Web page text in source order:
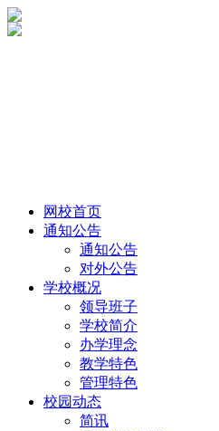
网校首页
通知公告
通知公告
对外公告
学校概况
领导班子
学校简介
办学理念
教学特色
管理特色
校园动态
简讯